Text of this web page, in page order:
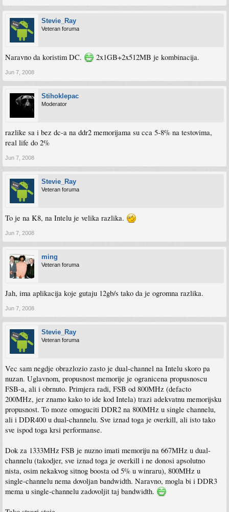
Stevie_Ray
Veteran foruma
Naravno da koristim DC. 2x1GB+2x512MB je kombinacija.
Jun 7, 2008
Stihoklepac
Moderator
razlike sa i bez dc-a na ddr2 memorijama su cca 5-8% na testovima,
real life do 2%
Jun 7, 2008
Stevie_Ray
Veteran foruma
To je na K8, na Intelu je velika razlika.
Jun 7, 2008
ming
Veteran foruma
Jah, ima aplikacija koje gutaju 12gb/s tako da je ogromna razlika.
Jun 7, 2008
Stevie_Ray
Veteran foruma
Vec sam negdje obrazlozio zasto je dual-channel na Intelu skoro pa
nuzan. Uglavnom, propusnost memorije je ogranicena propusnoscu
FSB-a, ali i obrnuto. Primjera radi, FSB od 800MHz (defacto
200MHz, jer znamo kako to ide kod Intela) trazi adekvatnu memorijsku
propusnost. To moze omoguciti DDR2 na 800MHz u single channelu,
ali i DDR400 u dual-channelu. Sve iznad toga je overkill, ali isto tako
sve ispod toga krsi performanse.
Dok za 1333MHz FSB je nuzno imati memoriju na 667MHz u dual-
channelu (takodjer, sve iznad toga je overkill i ne donosi apsolutno
nista, osim nekakvog sitnog boosta od 5% u winraru), 800MHz u
single-channelu nema dovoljan bandwidth. Naravno, mogla bi i DDR3
mema u single-channelu zadovoljit taj bandwidth.